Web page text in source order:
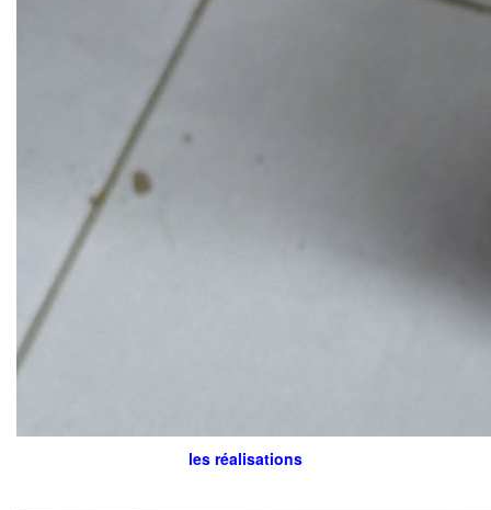
les réalisations